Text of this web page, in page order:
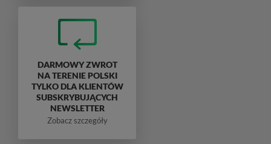
DARMOWY ZWROT
NA TERENIE POLSKI
TYLKO DLA KLIENTÓW
SUBSKRYBUJĄCYCH
NEWSLETTER
Zobacz szczegóły